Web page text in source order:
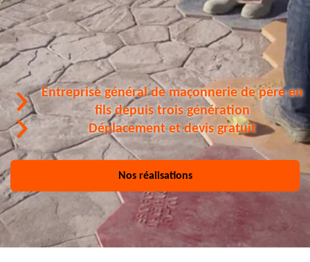
Entreprise général de maçonnerie de père en
fils depuis trois génération
Déplacement et devis gratuit
Nos réalisations